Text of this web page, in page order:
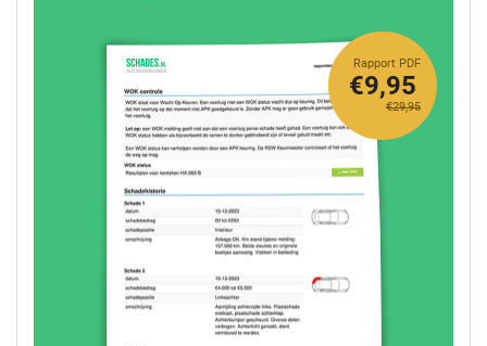
Rapport PDF
€29,95
€9,95